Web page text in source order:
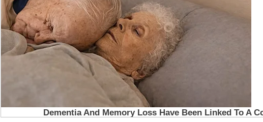
las implicaciones financieras y deportivas de la
incertidumbre, pero también de esperanza por un futuro
Consecuencias financieras de la
La venta de Mbappé podría tener un impacto positivo en las
Madrid podría recibir alrededor de
nuevos fichajes y mejorar su infraestructura. Además, esto
años de inversiones significativas en otros jugadores. La